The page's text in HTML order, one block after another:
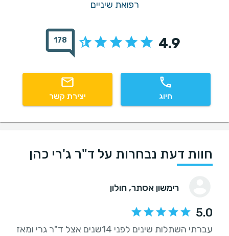
רפואת שיניים
4.9
178
חיוג יצירת קשר
חוות דעת נבחרות על ד"ר ג'רי כהן
רימשון אסתר, חולון
5.0
עברתי השתלות שינים לפני 14שנים אצל ד"ר גרי ומאז